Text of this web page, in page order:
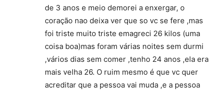
de 3 anos e meio demorei a enxergar, o
coração nao deixa ver que so vc se fere ,mas
foi triste muito triste emagreci 26 kilos (uma
coisa boa)mas foram várias noites sem durmi
,vários dias sem comer ,tenho 24 anos ,ela era
mais velha 26. O ruim mesmo é que vc quer
acreditar que a pessoa vai muda ,e a pessoa